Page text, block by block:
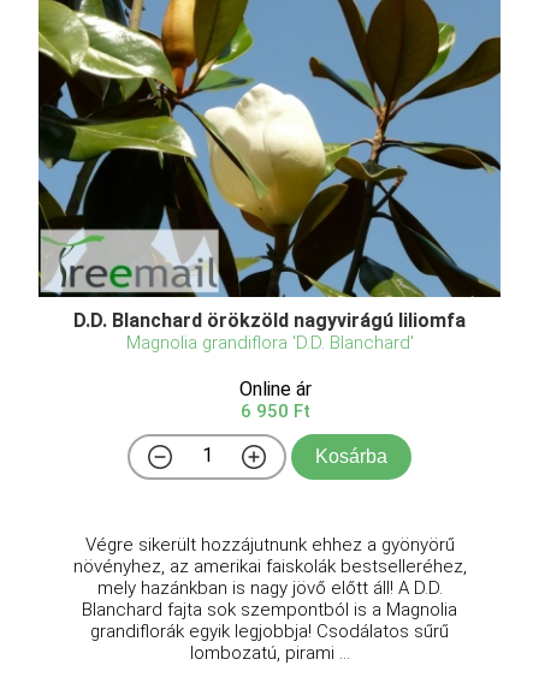
D.D. Blanchard örökzöld nagyvirágú liliomfa
Magnolia grandiflora 'D.D. Blanchard'
Online ár
6 950 Ft
Kosárba
Végre sikerült hozzájutnunk ehhez a gyönyörű
növényhez, az amerikai faiskolák bestselleréhez,
mely hazánkban is nagy jövő előtt áll! A D.D.
Blanchard fajta sok szempontból is a Magnolia
grandiflorák egyik legjobbja! Csodálatos sűrű
lombozatú, pirami ...